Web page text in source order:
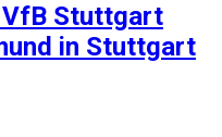
VfB Stuttgart
in Stuttgart